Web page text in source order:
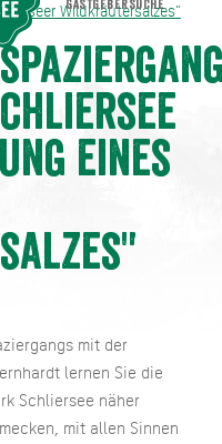
Wildkräutersalzes"
eines
mit der
lernen Sie die
Schliersee näher
mit allen Sinnen
Wildkräutersalzes"
GASTGEBERSUCHE